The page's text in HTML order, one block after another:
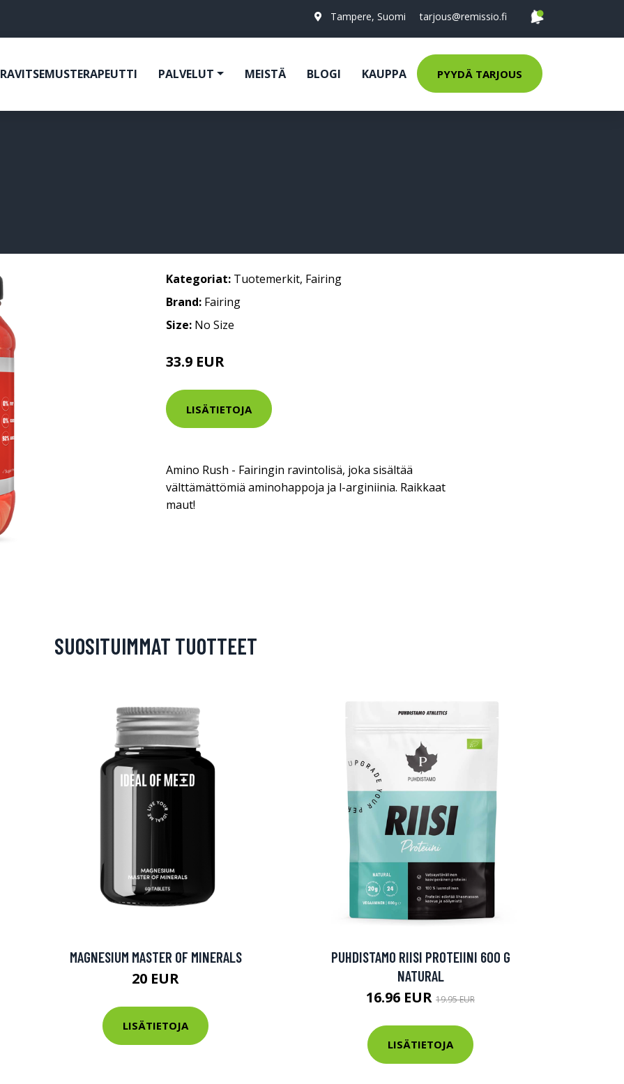
Tampere, Suomi tarjous@remissio.fi
RAVITSEMUSTERAPEUTTI PALVELUT MEISTÄ BLOGI KAUPPA PYYDÄ TARJOUS
Kategoriat: Tuotemerkit, Fairing
Brand: Fairing
Size: No Size
33.9 EUR
LISÄTIETOJA
Amino Rush - Fairingin ravintolisä, joka sisältää
välttämättömiä aminohappoja ja l-arginiinia. Raikkaat
maut!
SUOSITUIMMAT TUOTTEET
MAGNESIUM MASTER OF MINERALS
20 EUR
LISÄTIETOJA
PUHDISTAMO RIISI PROTEIINI 600 G
NATURAL
16.96 EUR 19.95 EUR
LISÄTIETOJA